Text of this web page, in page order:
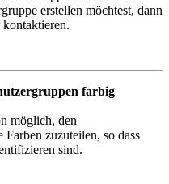
erstellen möchtest, dann
farbig
möglich, den
zuzuteilen, so dass
sind.